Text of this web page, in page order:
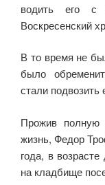
водить его с
Воскресенский
В то время не
было
стали подвозить
Прожив полную
жизнь, Фе­дор
года, в
на кладбище